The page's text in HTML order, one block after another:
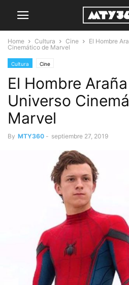
Home Cultura Cine
El Hombre
Cinemático de Marvel
Cultura Cine
El Hombre
Universo
Marvel
By MTY360 - septiembre 27, 2019